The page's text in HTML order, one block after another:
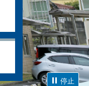
停止